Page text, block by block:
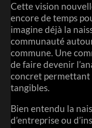
Cette vision
encore de temps
imagine déjà la
communauté
commune. Une
de faire devenir
concret permettant
tangibles.
Bien entendu la
d’entreprise ou